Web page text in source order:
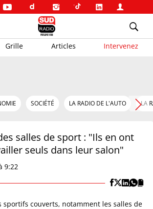
Grille Articles Intervenez
SOCIÉTÉ LA RADIO DE L'AUTO LA
salles de sport : "Ils en ont
seuls dans leur salon"
9:22
sportifs couverts, notamment les salles de